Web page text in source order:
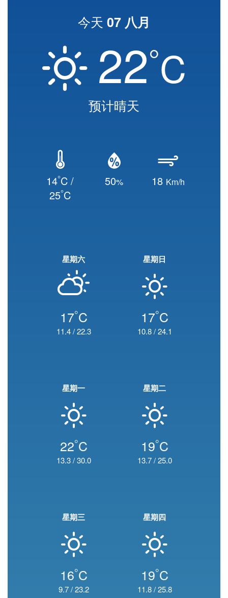
今天 07 八月
22°C
预计晴天
14°C /
25°C
50% 18 Km/h
星期六
17°C
11.4/22.3
星期日
17°C
10.8/24.1
星期一
22°C
13.3/30.0
星期二
19°C
13.7/25.0
星期三
16°C
9.7/23.2
星期四
19°C
11.8/25.8